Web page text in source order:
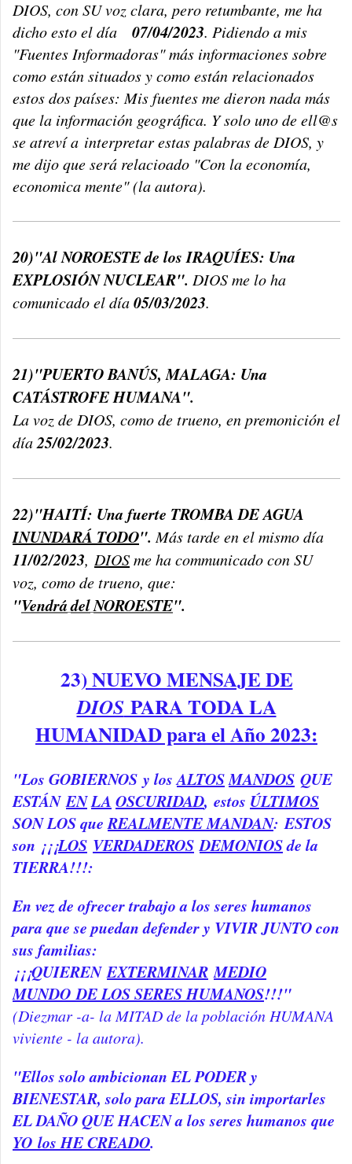
DIOS, con SU voz clara, pero retumbante, me ha
dicho esto el día 07/04/2023. Pidiendo a mis
"Fuentes Informadoras" más informaciones sobre
como están situados y como están relacionados
estos dos países: Mis fuentes me dieron nada más
que la información geográfica. Y solo uno de ell@s
se atreví a interpretar estas palabras de DIOS, y
me dijo que será relacioado "Con la economía,
economica mente" (la autora).
20)"Al NOROESTE de los IRAQUÍES: Una
EXPLOSIÓN NUCLEAR". DIOS me lo ha
comunicado el día05/03/2023.
21)"PUERTO BANÚS, MALAGA: Una
CATÁSTROFE HUMANA".
La voz de DIOS, como de trueno, en premonición el
día25/02/2023.
22)"HAITÍ: Una fuerte TROMBA DE AGUA
INUNDARÁ TODO". Más tarde en el mismo día
11/02/2023, DIOSme ha communicado con SU
voz, como de trueno, que:
"VendrádelNOROESTE".
23) NUEVO MENSAJE DE
DIOSPARA TODA LA
HUMANIDAD para el Año 2023:
"Los GOBIERNOS y losALTOSMANDOS QUE
ESTÁNENLA OSCURIDAD, estos ÚLTIMOS
SON LOS queREALMENTE MANDAN:ESTOS
son ¡¡¡LOS VERDADEROS DEMONIOSde la
TIERRA!!!:
En vez de ofrecer trabajo a los seres humanos
para que se puedan defender y VIVIR JUNTO con
sus familias:
¡¡¡QUIERENEXTERMINAR MEDIO
MUNDO DE LOS SERES HUMANOS!!!"
(Diezmar -a- la MITAD de la población HUMANA
viviente - la autora).
"Ellos solo ambicionan EL PODER y
BIENESTAR, solo para ELLOS, sin importarles
EL DAÑO QUE HACEN a los seres humanos que
YO los HE CREADO.